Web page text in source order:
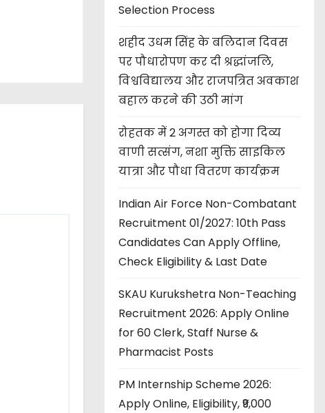
Selection Process
शहीद उधम सिंह के बलिदान दिवस
पर पौधारोपण कर दी श्रद्धांजलि,
विश्वविद्यालय और राजपत्रित अवकाश
बहाल करने की उठी मांग
रोहतक में 2 अगस्त को होगा दिव्य
वाणी सत्संग, नशा मुक्ति साइकिल
यात्रा और पौधा वितरण कार्यक्रम
Indian Air Force Non-Combatant
Recruitment 01/2027: 10th Pass
Candidates Can Apply Offline,
Check Eligibility & Last Date
SKAU Kurukshetra Non-Teaching
Recruitment 2026: Apply Online
for 60 Clerk, Staff Nurse &
Pharmacist Posts
PM Internship Scheme 2026:
Apply Online, Eligibility, ₹9,000